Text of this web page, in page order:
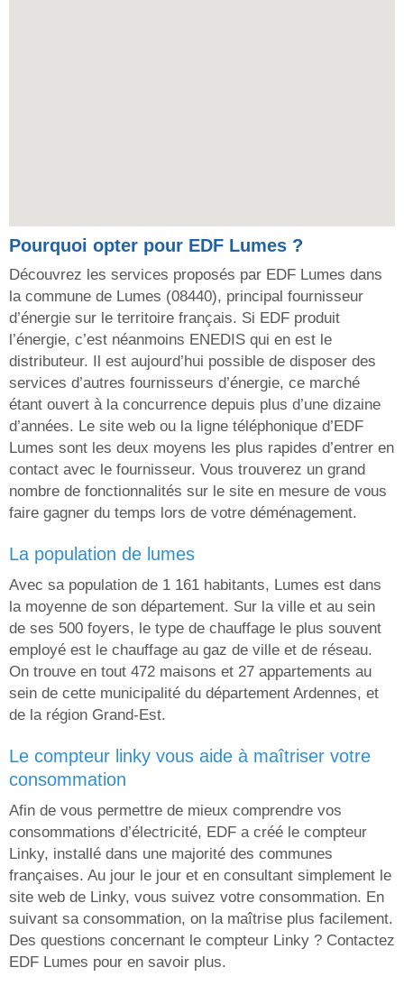
Pourquoi opter pour EDF Lumes ?
Découvrez les services proposés par EDF Lumes dans
la commune de Lumes (08440), principal fournisseur
d’énergie sur le territoire français. Si EDF produit
l’énergie, c’est néanmoins ENEDIS qui en est le
distributeur. Il est aujourd’hui possible de disposer des
services d’autres fournisseurs d’énergie, ce marché
étant ouvert à la concurrence depuis plus d’une dizaine
d’années. Le site web ou la ligne téléphonique d’EDF
Lumes sont les deux moyens les plus rapides d’entrer en
contact avec le fournisseur. Vous trouverez un grand
nombre de fonctionnalités sur le site en mesure de vous
faire gagner du temps lors de votre déménagement.
la population de lumes
Avec sa population de 1 161 habitants, Lumes est dans
la moyenne de son département. Sur la ville et au sein
de ses 500 foyers, le type de chauffage le plus souvent
employé est le chauffage au gaz de ville et de réseau.
On trouve en tout 472 maisons et 27 appartements au
sein de cette municipalité du département Ardennes, et
de la région Grand-Est.
le compteur linky vous aide à maîtriser votre
consommation
Afin de vous permettre de mieux comprendre vos
consommations d’électricité, EDF a créé le compteur
Linky, installé dans une majorité des communes
françaises. Au jour le jour et en consultant simplement le
site web de Linky, vous suivez votre consommation. En
suivant sa consommation, on la maîtrise plus facilement.
Des questions concernant le compteur Linky ? Contactez
EDF Lumes pour en savoir plus.